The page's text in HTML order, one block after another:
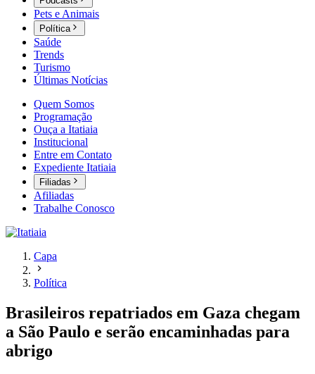
Pets e Animais
Política
Saúde
Trends
Turismo
Últimas Notícias
Quem Somos
Programação
Ouça a Itatiaia
Institucional
Entre em Contato
Expediente Itatiaia
Filiadas
Afiliadas
Trabalhe Conosco
Capa
Política
Brasileiros repatriados em Gaza chegam
a São Paulo e serão encaminhadas para
abrigo